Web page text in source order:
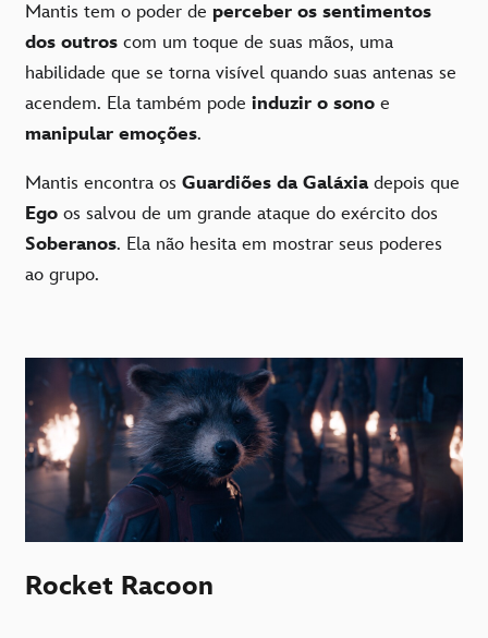
Mantis tem o poder de perceber os sentimentos
dos outros com um toque de suas mãos, uma
habilidade que se torna visível quando suas antenas se
acendem. Ela também pode induzir o sono e
manipular emoções.
Mantis encontra os Guardiões da Galáxiadepois que
Ego os salvou de um grande ataque do exército dos
Soberanos. Ela não hesita em mostrar seus poderes
ao grupo.
Rocket Racoon